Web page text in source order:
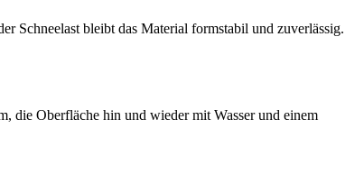
Schneelast bleibt das Material formstabil und zuverlässig.
die Oberfläche hin und wieder mit Wasser und einem